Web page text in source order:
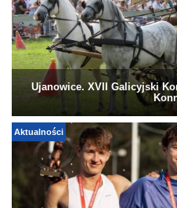
Ujanowice. XVII Galicyjski
Aktualności